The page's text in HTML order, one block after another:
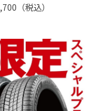
,700 （税込）